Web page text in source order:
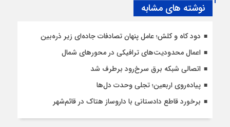
نوشته های مشابه
دود کاه و کلش؛ عامل پنهان تصادفات جاده‌ای زیر ذره‌بین
اعمال محدودیت‌‌های ترافیکی در محورهای شمال
اتصالی شبکه برق سرخ‌رود برطرف شد
پیاده‌روی اربعین؛ تجلی وحدت دل‌ها
برخورد قاطع دادستانی با داروساز هتاک در قائم‌شهر